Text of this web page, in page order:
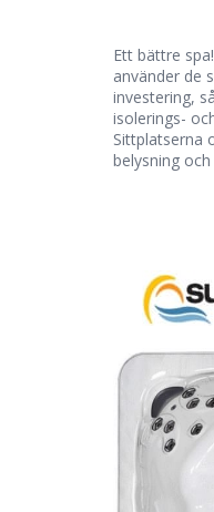
Ett bättre
använder de
investering,
isolerings-
Sittplatserna
belysning